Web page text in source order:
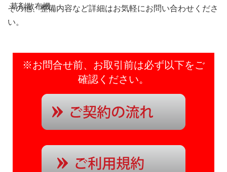
草剤散布機
その他、整備内容など詳細はお気軽にお問い合わせくださ
い。
※お問合せ前、お取引前は必ず以下をご
確認ください。